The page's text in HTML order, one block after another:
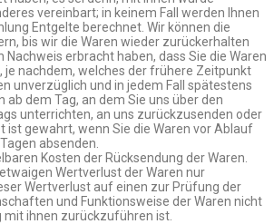
vereinbart; in keinem Fall werden Ihnen
Entgelte berechnet. Wir können die
bis wir die Waren wieder zurückerhalten
Nachweis erbracht haben, dass Sie die Waren
je nachdem, welches der frühere Zeitpunkt
unverzüglich und in jedem Fall spätestens
ab dem Tag, an dem Sie uns über den
unterrichten, an uns zurückzusenden oder
ist gewahrt, wenn Sie die Waren vor Ablauf
absenden.
Kosten der Rücksendung der Waren.
Wertverlust der Waren nur
Wertverlust auf einen zur Prüfung der
und Funktionsweise der Waren nicht
ihnen zurückzuführen ist.